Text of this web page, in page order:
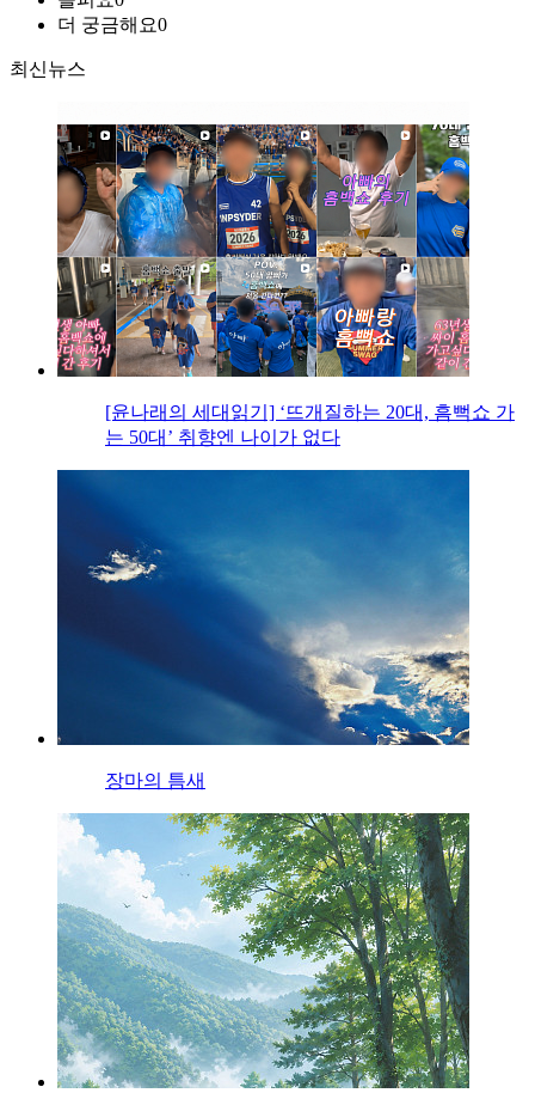
더 궁금해요0
최신뉴스
[윤나래의 세대읽기] ‘뜨개질하는 20대, 흠뻑쇼 가
는 50대’ 취향엔 나이가 없다
장마의 틈새